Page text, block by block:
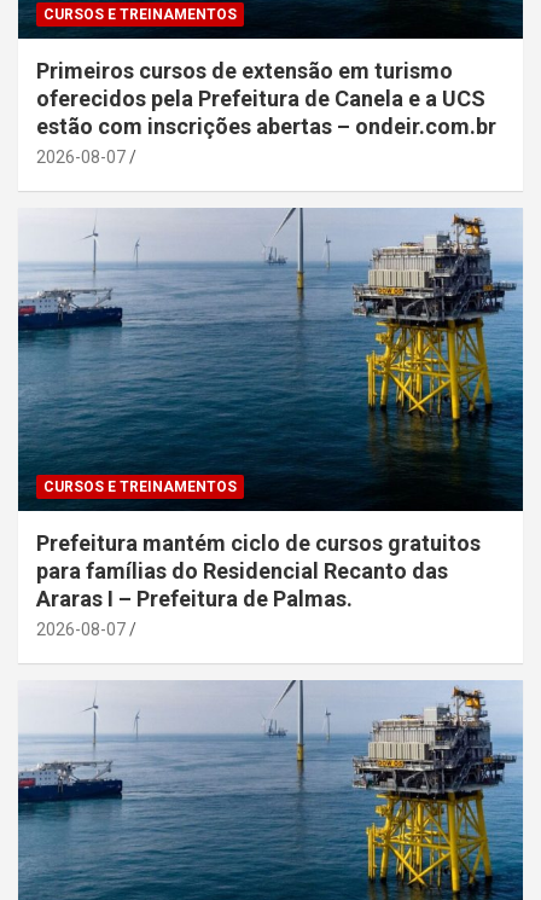
CURSOS E TREINAMENTOS
Primeiros cursos de extensão em turismo
oferecidos pela Prefeitura de Canela e a UCS
estão com inscrições abertas – ondeir.com.br
2026-08-07
CURSOS E TREINAMENTOS
Prefeitura mantém ciclo de cursos gratuitos
para famílias do Residencial Recanto das
Araras I – Prefeitura de Palmas.
2026-08-07